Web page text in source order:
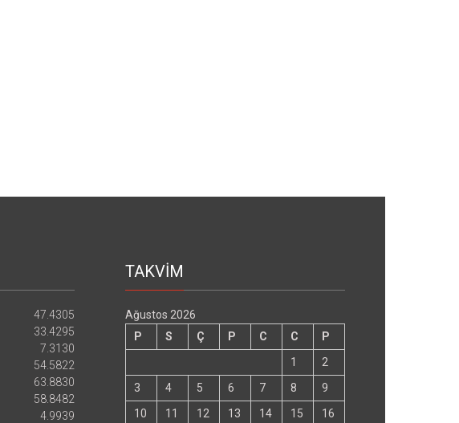
47.4305
33.4295
7.3130
54.5822
63.8830
58.8482
4.9939
TAKVİM
Ağustos 2026
P
S Ç P C C
P
1
2
3
4 5 6 7 8
9
10
11 12 13 14 15
16